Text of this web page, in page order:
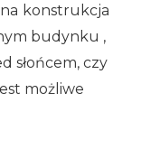
konstrukcja
budynku ,
słońcem, czy
możliwe